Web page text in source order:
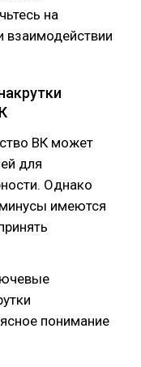
на
взаимодействии
ВК может
для
Однако
имеются
понимание